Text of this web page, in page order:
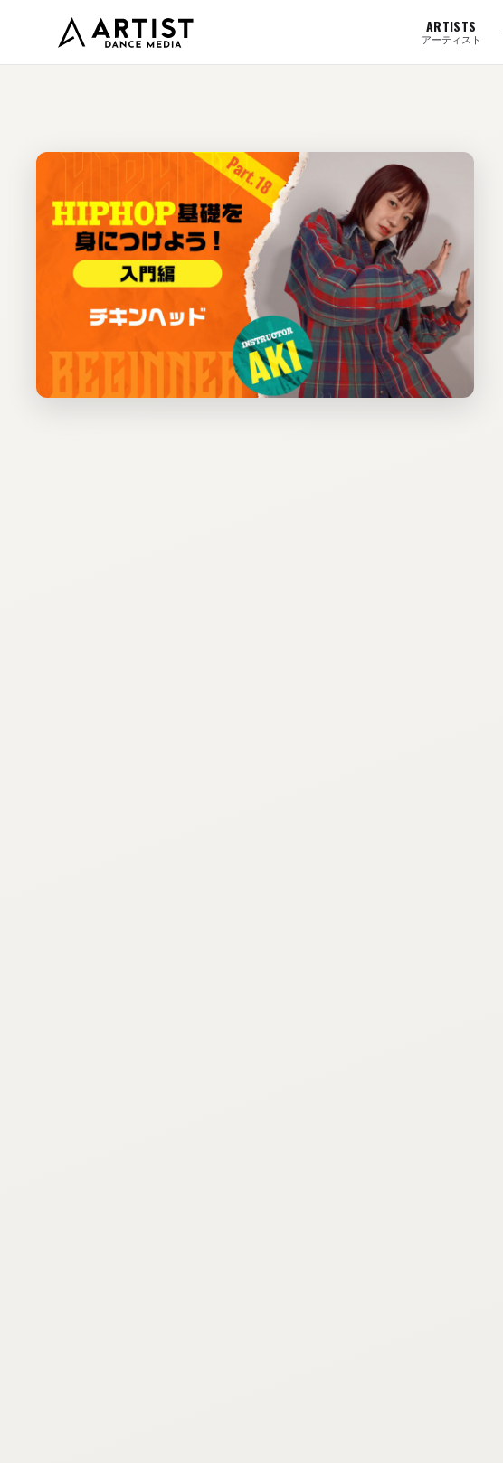
ARTISTS
アーティスト